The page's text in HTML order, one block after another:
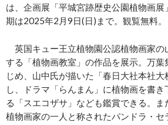
は、企画展「平城宮跡歴史公園植物画
期は2025年2月9日(日)まで。観覧無料。
英国キュー王立植物園公認植物画家の
する「植物画教室」の作品を展示。万葉
じめ、山中氏が描いた「春日大社本社
し、ドラマ「らんまん」に植物画を書き
る「スエコザサ」なども鑑賞できる。
植物画家の一人と称されたパンドラ・